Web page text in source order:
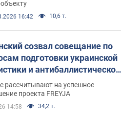
16:42 10,6 т.
созвал совещание по
подготовки украинской
и антибаллистической
FREYJA: какие
готовятся
рассчитывают на успешное
проекта FREYJA
14:58 34,2 т.